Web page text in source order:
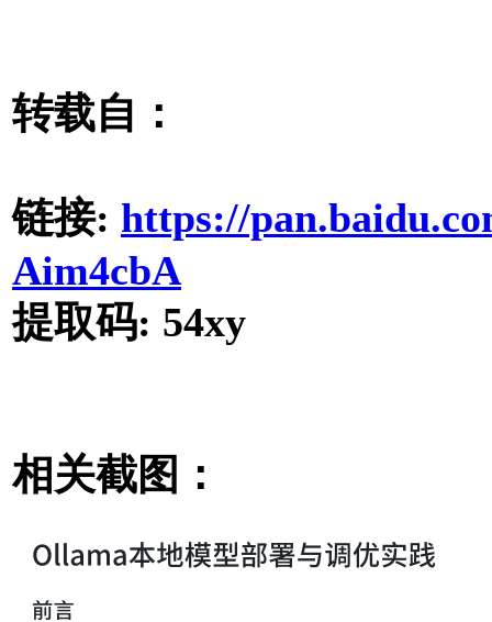
转载自：
链接: https://
Aim4cbA
提取码: 54xy
相关截图：